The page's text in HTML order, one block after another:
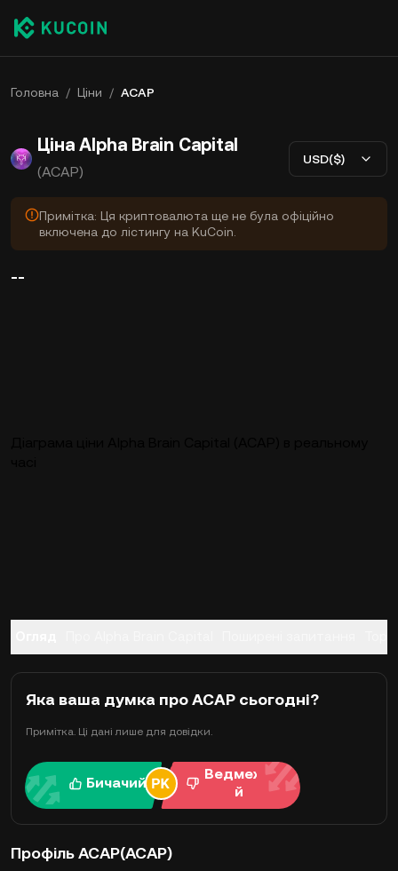
Головна / Ціни / ACAP
Ціна Alpha Brain Capital
(ACAP)
USD($)
Примітка: Ця криптовалюта ще не була офіційно
включена до лістингу на KuCoin.
--
Яка ваша думка про ACAP сьогодні?
Примітка. Ці дані лише для довідки.
Бичачий
Ведмежи
й
Профіль ACAP(ACAP)